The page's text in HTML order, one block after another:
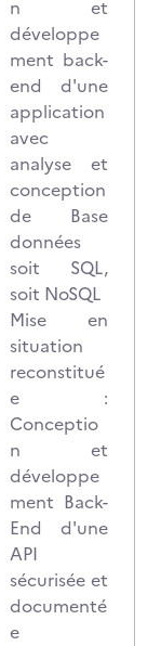
n et
développe
ment back-
end d'une
application
avec
analyse et
conception
de Base
données
soit SQL,
soit NoSQL
Mise en
situation
reconstitué
e :
Conceptio
n et
développe
ment Back-
End d'une
API
sécurisée et
documenté
e